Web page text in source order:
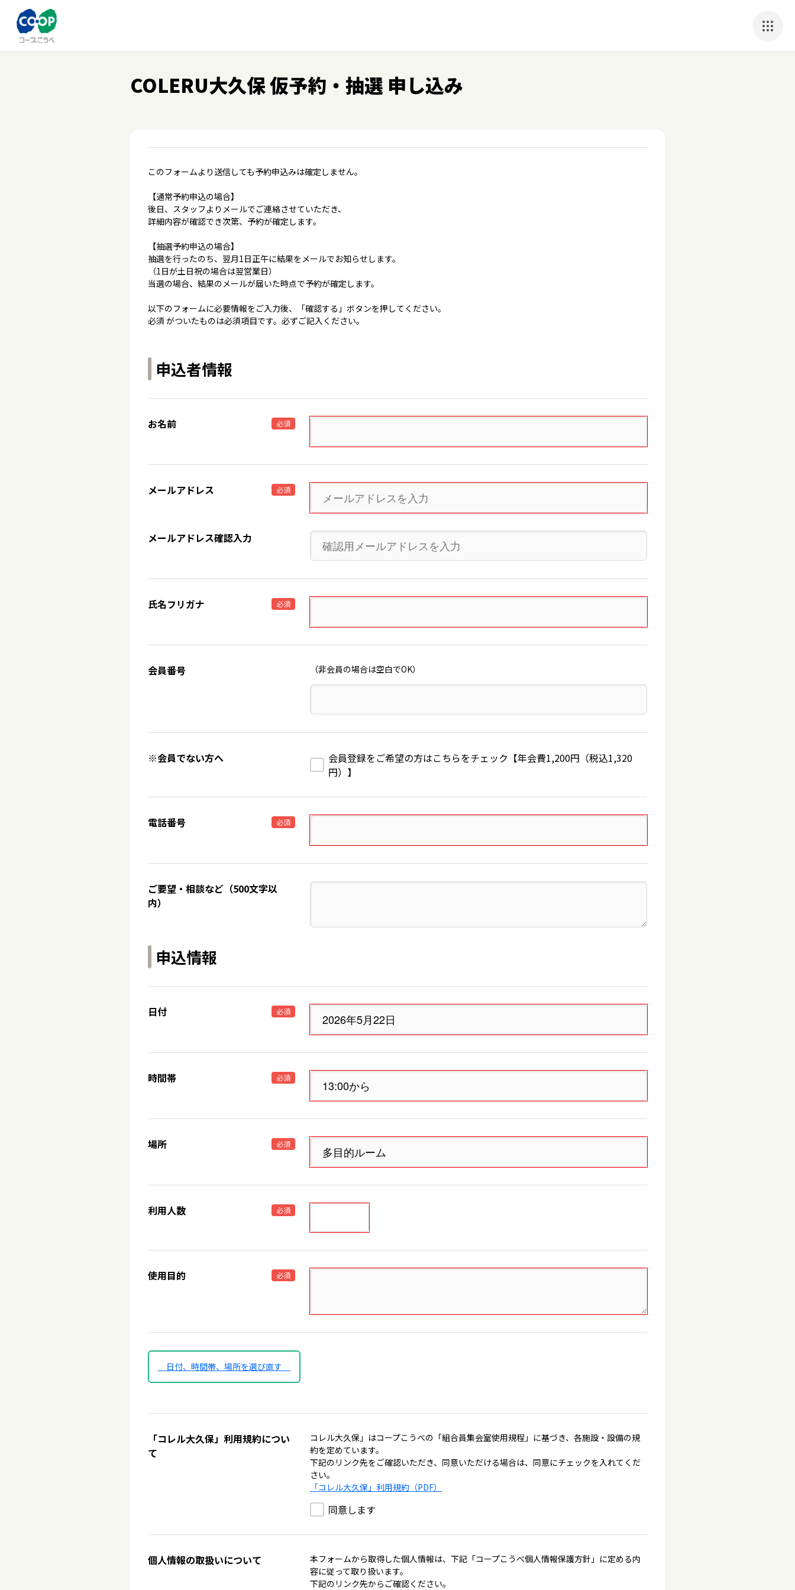
COLERU大久保 仮予約・抽選 申し込み
このフォームより送信しても予約申込みは確定しません。
【通常予約申込の場合】
後日、スタッフよりメールでご連絡させていただき、
詳細内容が確認でき次第、予約が確定します。
【抽選予約申込の場合】
抽選を行ったのち、翌月1日正午に結果をメールでお知らせします。
（1日が土日祝の場合は翌営業日）
当選の場合、結果のメールが届いた時点で予約が確定します。
以下のフォームに必要情報をご入力後、「確認する」ボタンを押してください。
必須 がついたものは必須項目です。必ずご記入ください。
申込者情報
お名前 必須
メールアドレス 必須
メールアドレス確認入力
氏名フリガナ 必須
会員番号 （非会員の場合は空白でOK）
※会員でない方へ
会員登録をご希望の方はこちらをチェック【年会費1,200円（税込1,320
円）】
電話番号 必須
ご要望・相談など（500文字以
内）
申込情報
日付 必須
時間帯 必須
場所 必須
利用人数 必須
使用目的 必須
日付、時間帯、場所を選び直す
「コレル大久保」利用規約につい
て
コレル大久保」はコープこうべの「組合員集会室使用規程」に基づき、各施設・設備の規
約を定めています。
下記のリンク先をご確認いただき、同意いただける場合は、同意にチェックを入れてくだ
さい。
「コレル大久保」利用規約（PDF）
同意します
個人情報の取扱いについて
本フォームから取得した個人情報は、下記「コープこうべ個人情報保護方針」に定める内
容に従って取り扱います。
下記のリンク先からご確認ください。